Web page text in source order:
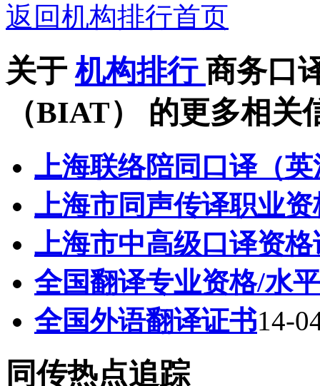
返回机构排行首页
关于机构排行 商务口
（BIAT）
的更多相关
上海联络陪同口译（
上海市同声传译职业
上海市中高级口译资格
全国翻译专业资格/水
全国外语翻译证书14-
同传热点追踪